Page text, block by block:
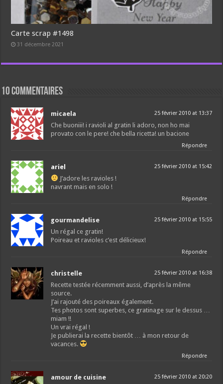
Carte scrap #1498
31 décembre 2021
10 commentaires
micaela 25 février 2010 at 13:37
Che buoniii! i ravioli al gratin li adoro, non ho mai
provato con le pere! che bella ricetta! un bacione
Répondre
ariel 25 février 2010 at 15:42
J’adore les ravioles !
navrant mais en solo !
Répondre
gourmandelise 25 février 2010 at 15:55
Un régal ce gratin!
Poireau et ravioles c’est délicieux!
Répondre
christelle 25 février 2010 at 16:38
Recette testée récemment aussi, d’après la même
source.
J’ai rajouté des poireaux également.
Tes photos sont superbes, ce gratinage sur le dessus …
miam !!
Un vrai régal !
Je publierai la recette bientôt … à mon retour de
vacances.
Répondre
amour de cuisine 25 février 2010 at 20:20